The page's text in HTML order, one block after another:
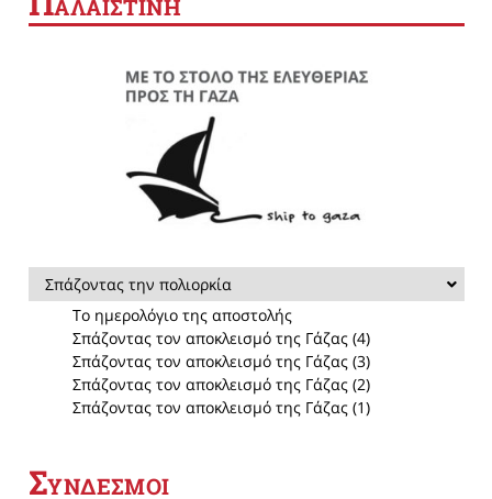
ΑΛΑΙΣΤΙΝΗ
Σπάζοντας την πολιορκία
Το ημερολόγιο της αποστολής
Σπάζοντας τον αποκλεισμό της Γάζας (4)
Σπάζοντας τον αποκλεισμό της Γάζας (3)
Σπάζοντας τον αποκλεισμό της Γάζας (2)
Σπάζοντας τον αποκλεισμό της Γάζας (1)
ΣΥΝΔΕΣΜΟΙ